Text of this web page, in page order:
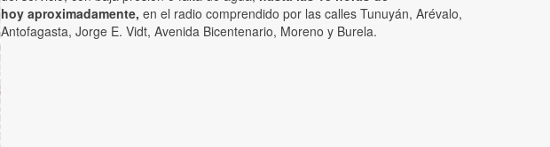
hoy aproximadamente, en el radio comprendido por las calles Tunuyán, Arévalo,
Antofagasta, Jorge E. Vidt, Avenida Bicentenario, Moreno y Burela.